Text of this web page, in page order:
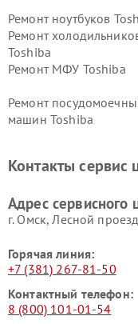
Ремонт ноутбуков
Ремонт
Toshiba
Ремонт МФУ Toshiba
Ремонт
машин Toshiba
Контакты сервис
Адрес сервисного
г. Омск, ​Лесной
Горячая линия:
+7 (381) 267-81-50
Контактный телефон:
8 (800) 101-01-54